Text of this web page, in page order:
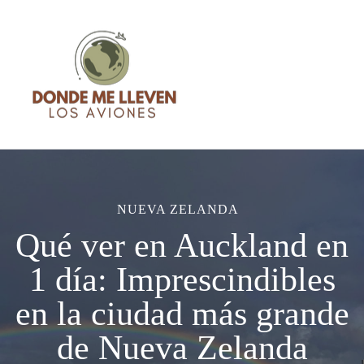
Blog de Viajes – Donde me
lleven los aviones
Blog de Viajes con consejos, recomendaciones, sensaciones y
guías basadas en mi experiencia
NUEVA ZELANDA
Qué ver en Auckland en
1 día: Imprescindibles
en la ciudad más grande
de Nueva Zelanda